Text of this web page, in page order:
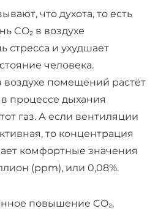
что духота, то есть
CO₂ в воздухе
стресса и ухудшает
человека.
воздухе помещений растёт
процессе дыхания
газ. А если вентиляции
то концентрация
комфортные значения
(ppm), или 0,08%.
повышение CO₂,